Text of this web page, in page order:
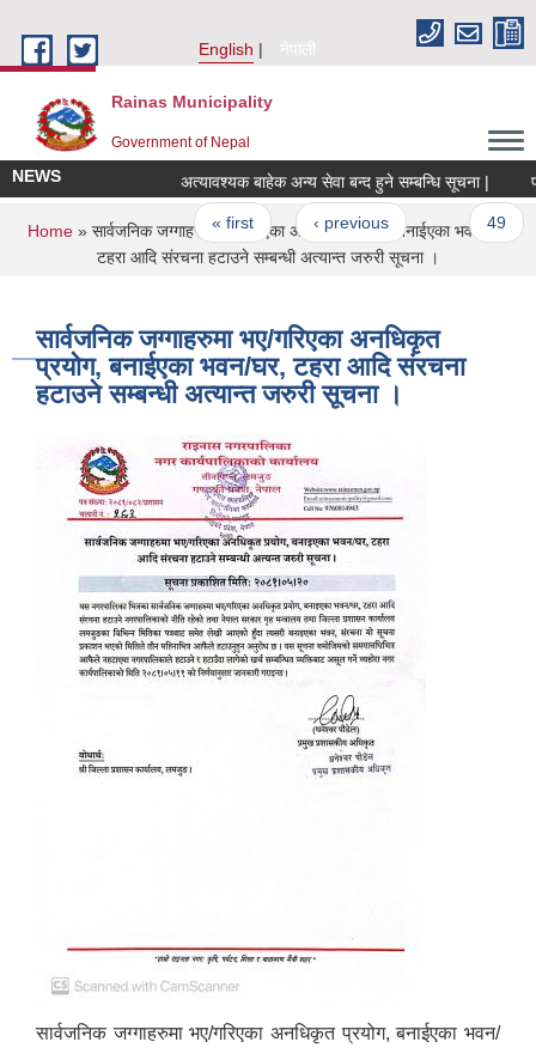
English
नेपाली
Rainas Municipality
Government of Nepal
NEWS अत्यावश्यक बाहेक अन्य सेवा बन्द हुने सम्बन्धि सूचना |
Pages
« first ‹ previous … 49
You are here
Home » सार्वजनिक जग्गाहरुमा भए/गरिएका अनधिकृत प्रयोग, बनाईएका भवन/घर,
टहरा आदि संरचना हटाउने सम्बन्धी अत्यान्त जरुरी सूचना ।
सार्वजनिक जग्गाहरुमा भए/गरिएका अनधिकृत
प्रयोग, बनाईएका भवन/घर, टहरा आदि संरचना
हटाउने सम्बन्धी अत्यान्त जरुरी सूचना ।
सार्वजनिक जग्गाहरुमा भए/गरिएका अनधिकृत प्रयोग, बनाईएका भवन/